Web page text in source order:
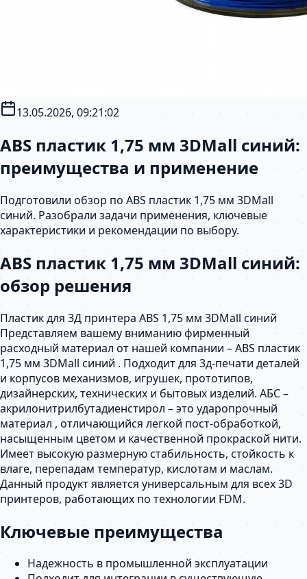
13.05.2026, 09:21:02
ABS пластик 1,75 мм 3DMall синий:
преимущества и применение
Подготовили обзор по ABS пластик 1,75 мм 3DMall
синий. Разобрали задачи применения, ключевые
характеристики и рекомендации по выбору.
ABS пластик 1,75 мм 3DMall синий:
обзор решения
Пластик для 3Д принтера ABS 1,75 мм 3DMall синий
Представляем вашему вниманию фирменный
расходный материал от нашей компании – ABS пластик
1,75 мм 3DMall синий . Подходит для 3д-печати деталей
и корпусов механизмов, игрушек, прототипов,
дизайнерских, технических и бытовых изделий. АБС –
акрилонитрилбутадиенстирол – это ударопрочный
материал , отличающийся легкой пост-обработкой,
насыщенным цветом и качественной прокраской нити.
Имеет высокую размерную стабильность, стойкость к
влаге, перепадам температур, кислотам и маслам.
Данный продукт является универсальным для всех 3D
принтеров, работающих по технологии FDM.
Ключевые преимущества
Надежность в промышленной эксплуатации